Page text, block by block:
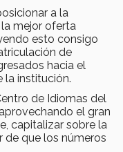
a la
mejor oferta
esto consigo
de
hacia el
la institución.
de Idiomas del
el gran
capitalizar sobre la
de que los números